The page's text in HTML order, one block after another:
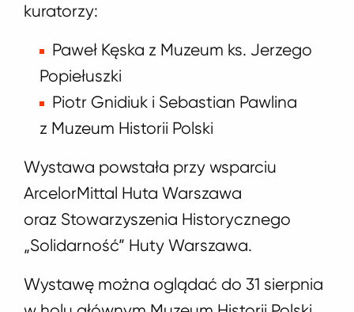
kuratorzy:
Paweł Kęska z Muzeum ks. Jerzego
Popiełuszki
Piotr Gnidiuk i Sebastian Pawlina
z Muzeum Historii Polski
Wystawa powstała przy wsparciu
ArcelorMittal Huta Warszawa
oraz Stowarzyszenia Historycznego
„Solidarność” Huty Warszawa.
Wystawę można oglądać do 31 sierpnia